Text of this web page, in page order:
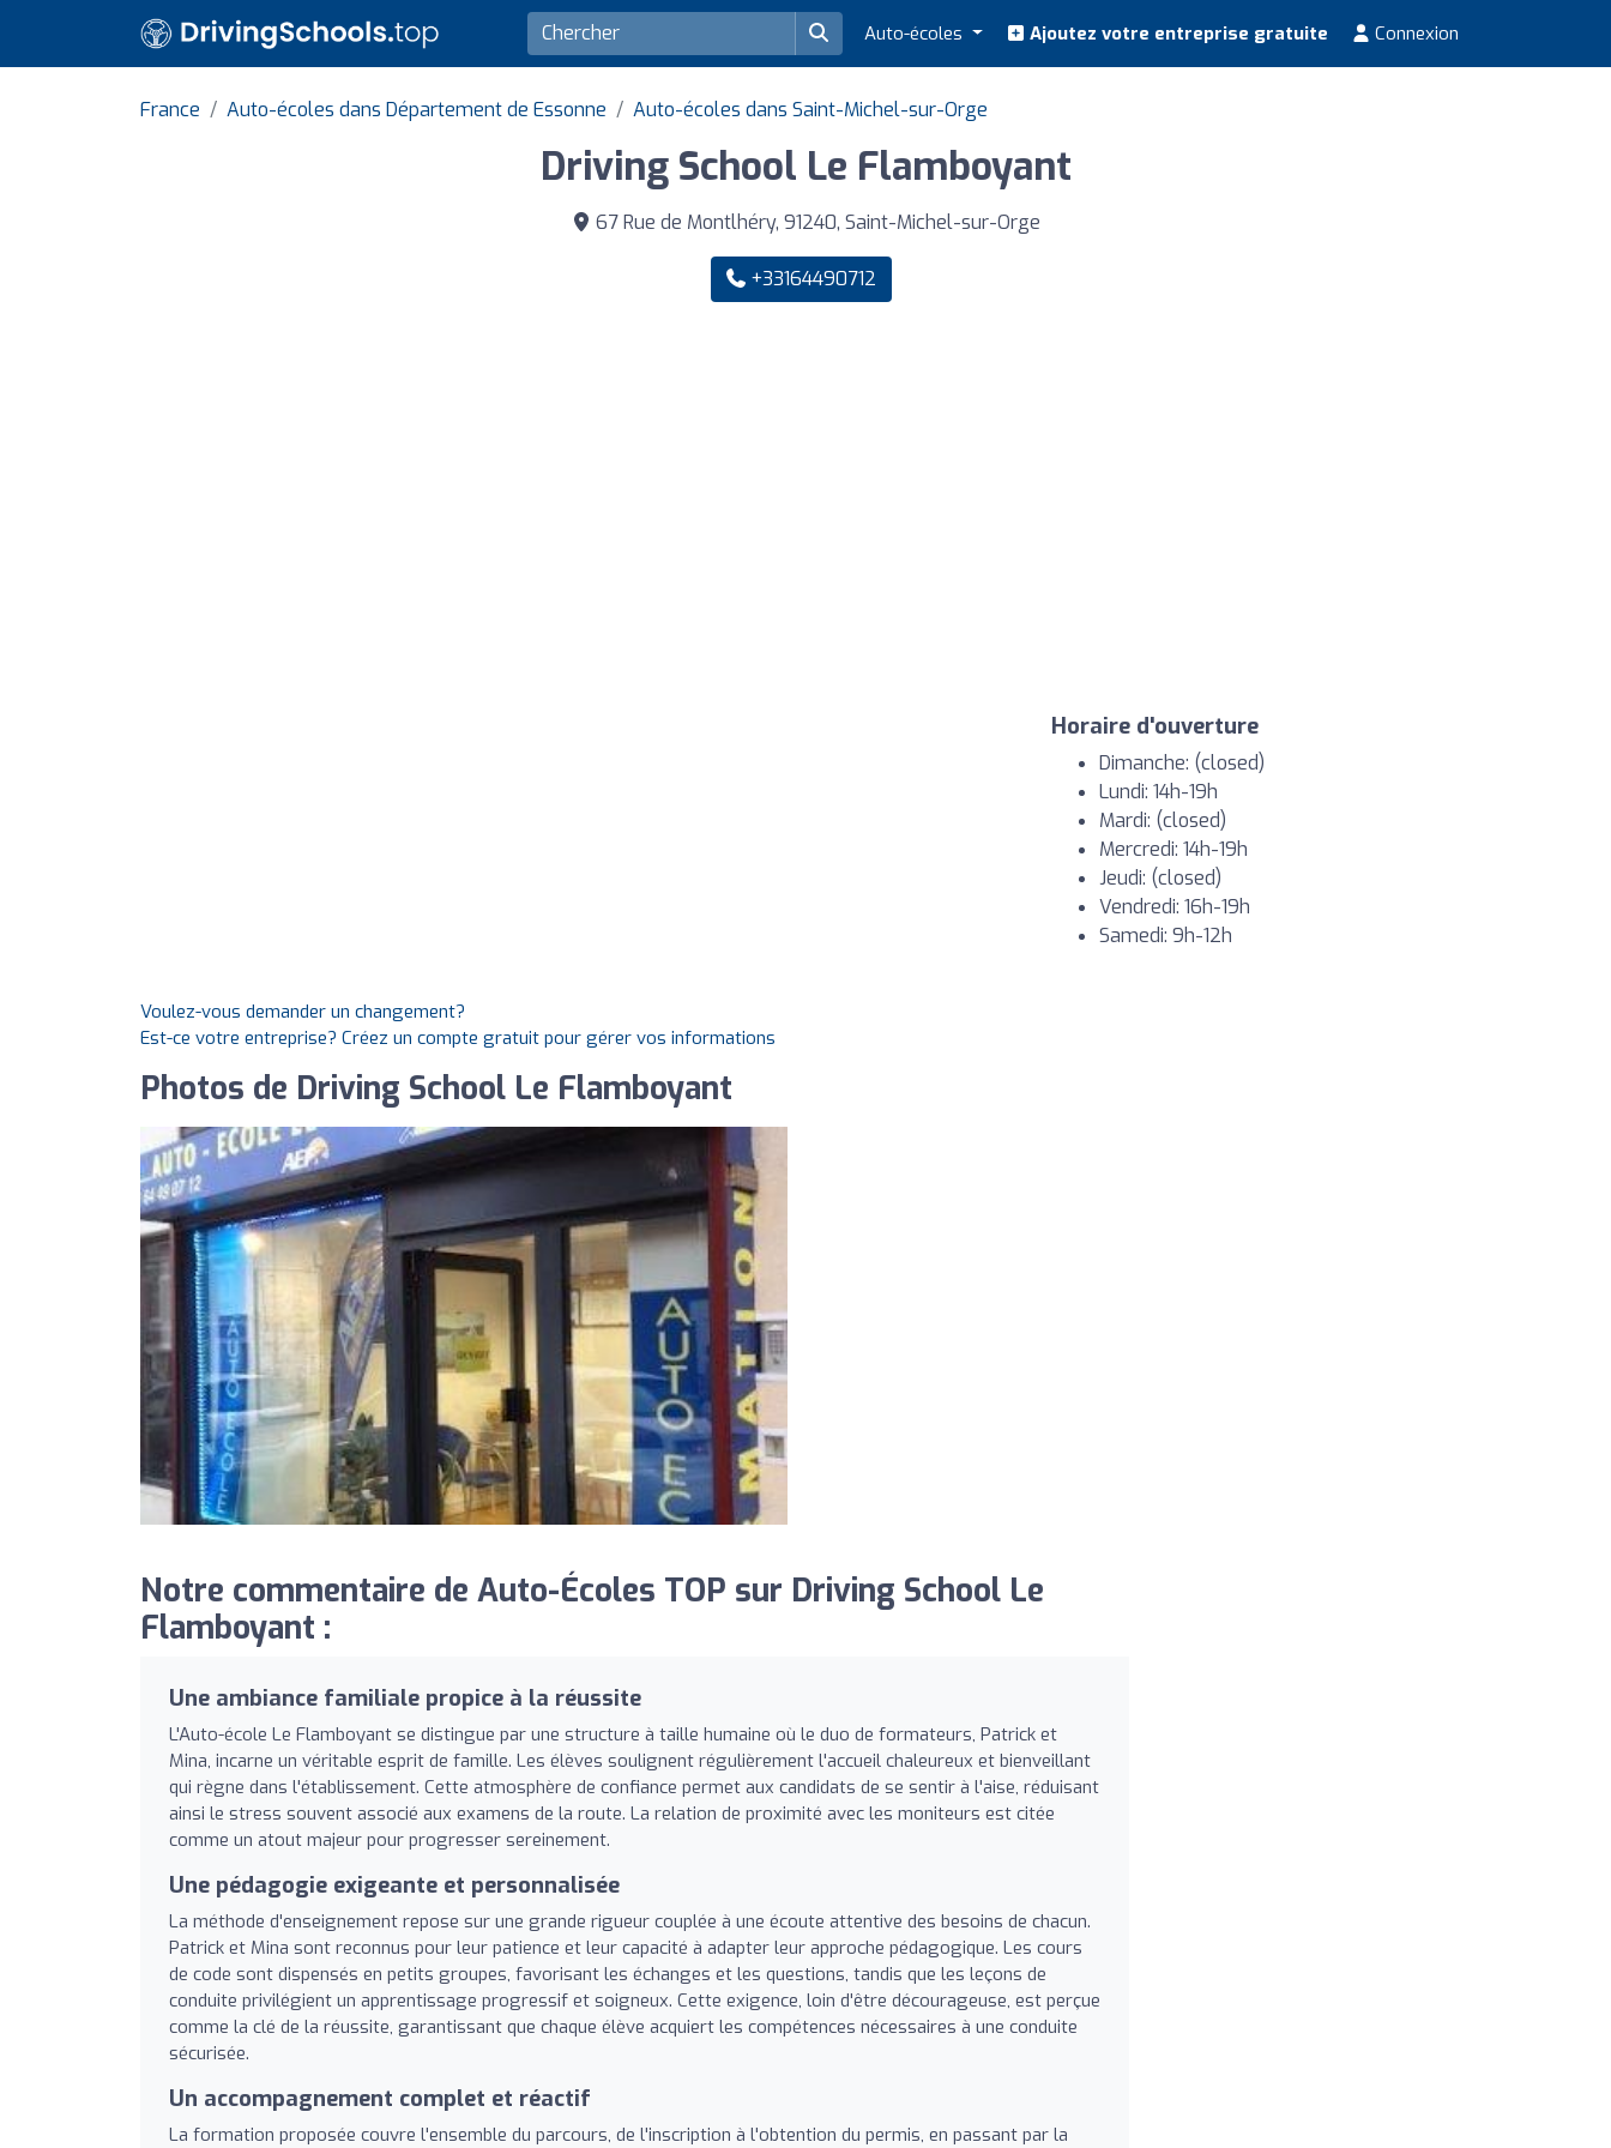
Auto-écoles Ajoutez votre entreprise gratuite Connexion
France Auto-écoles dans Département de Essonne Auto-écoles dans Saint-Michel-sur-Orge
Driving School Le Flamboyant
67 Rue de Montlhéry, 91240, Saint-Michel-sur-Orge
+33164490712
Horaire d'ouverture
Dimanche: (closed)
Lundi: 14h-19h
Mardi: (closed)
Mercredi: 14h-19h
Jeudi: (closed)
Vendredi: 16h-19h
Samedi: 9h-12h
Voulez-vous demander un changement?
Est-ce votre entreprise? Créez un compte gratuit pour gérer vos informations
Photos de Driving School Le Flamboyant
Notre commentaire de Auto-Écoles TOP sur Driving School Le
Flamboyant :
Une ambiance familiale propice à la réussite
L'Auto-école Le Flamboyant se distingue par une structure à taille humaine où le duo de formateurs, Patrick et
Mina, incarne un véritable esprit de famille. Les élèves soulignent régulièrement l'accueil chaleureux et bienveillant
qui règne dans l'établissement. Cette atmosphère de confiance permet aux candidats de se sentir à l'aise, réduisant
ainsi le stress souvent associé aux examens de la route. La relation de proximité avec les moniteurs est citée
comme un atout majeur pour progresser sereinement.
Une pédagogie exigeante et personnalisée
La méthode d'enseignement repose sur une grande rigueur couplée à une écoute attentive des besoins de chacun.
Patrick et Mina sont reconnus pour leur patience et leur capacité à adapter leur approche pédagogique. Les cours
de code sont dispensés en petits groupes, favorisant les échanges et les questions, tandis que les leçons de
conduite privilégient un apprentissage progressif et soigneux. Cette exigence, loin d'être décourageuse, est perçue
comme la clé de la réussite, garantissant que chaque élève acquiert les compétences nécessaires à une conduite
sécurisée.
Un accompagnement complet et réactif
La formation proposée couvre l'ensemble du parcours, de l'inscription à l'obtention du permis, en passant par la